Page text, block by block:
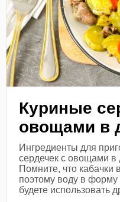
Куриные
овощами в
Ингредиенты для
сердечек с овощами в
Помните, что кабачки
поэтому воду в
будете использовать